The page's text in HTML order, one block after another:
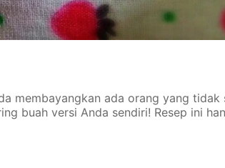
membayangkan ada orang yang tidak
buah versi Anda sendiri! Resep ini